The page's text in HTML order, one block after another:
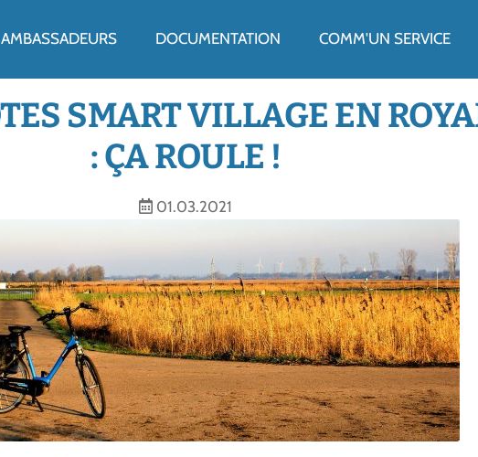
AMBASSADEURS DOCUMENTATION COMM'UN SERVICE
SMART VILLAGE EN
: ÇA ROULE !
01.03.2021